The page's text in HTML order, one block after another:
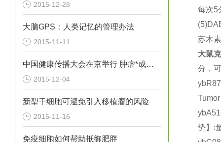
2015-12-28
大脑GPS：人类记忆的管理办法
2015-11-11
中国健康传播大会在京举行 肿瘤*成为热议焦点
2015-12-04
新型干细胞可避免引入移植瘤的风险
2015-11-16
免疫细胞如何帮助抵御肥胖
每次5
苏木
大鼠
分，
势】: